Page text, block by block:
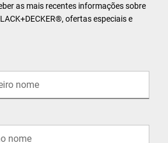
as mais recentes informações sobre
®, ofertas especiais e